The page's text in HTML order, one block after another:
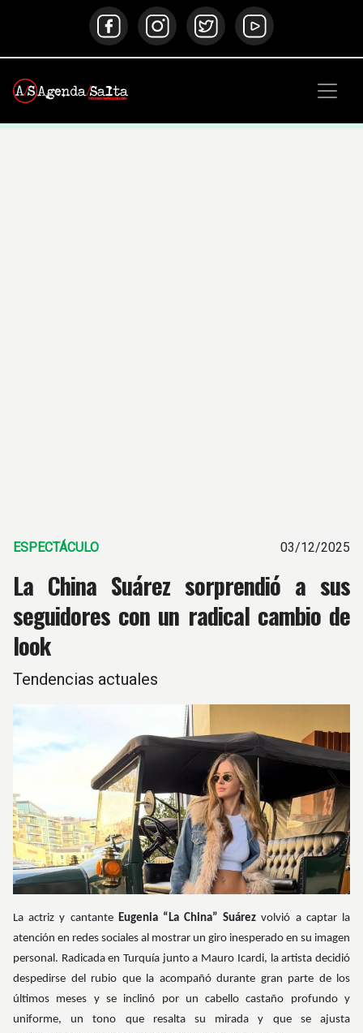
ESPECTÁCULO 03/12/2025
La China Suárez sorprendió a sus
seguidores con un radical cambio de
look
Tendencias actuales
La actriz y cantante Eugenia “La China” Suárez volvió a captar la
atención en redes sociales al mostrar un giro inesperado en su imagen
personal. Radicada en Turquía junto a Mauro Icardi, la artista decidió
despedirse del rubio que la acompañó durante gran parte de los
últimos meses y se inclinó por un cabello castaño profundo y
uniforme, un tono que resalta su mirada y que se ajusta